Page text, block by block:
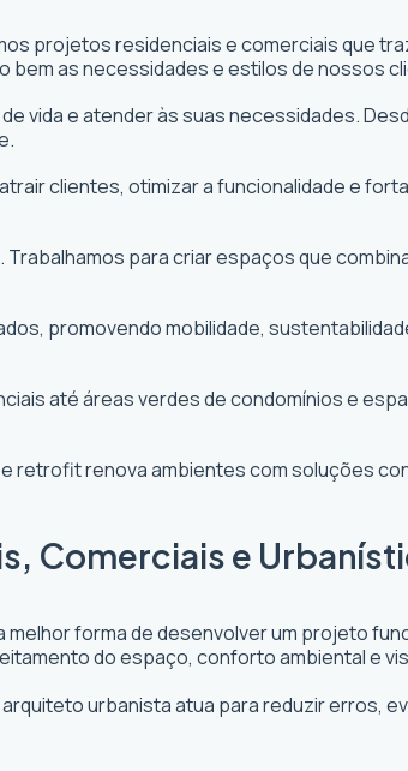
projetos residenciais e comerciais que
bem as necessidades e estilos de nossos
vida e atender às suas necessidades.
clientes, otimizar a funcionalidade e
para criar espaços que
promovendo mobilidade,
até áreas verdes de condomínios e
retrofit renova ambientes com soluções
Comerciais e
forma de desenvolver um projeto
do espaço, conforto ambiental e
urbanista atua para reduzir erros,